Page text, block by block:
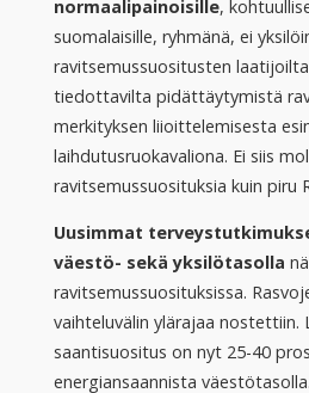
normaalipainoisille,
suomalaisille, ryhmänä, ei
ravitsemussuositusten
tiedottavilta pidättäytymistä
merkityksen liioittelemisesta
laihdutusruokavaliona. Ei siis
ravitsemussuosituksia kuin piru
Uusimmat
väestö- sekä yksilötasolla
ravitsemussuosituksissa.
vaihteluvälin ylärajaa nostettiin.
saantisuositus on nyt 25-40
energiansaannista